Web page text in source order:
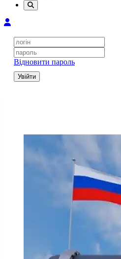
Відновити пароль
Увійти